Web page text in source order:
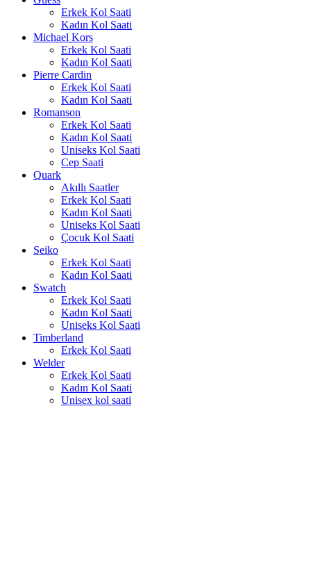
Erkek Kol Saati
Kadın Kol Saati
Michael Kors
Erkek Kol Saati
Kadın Kol Saati
Pierre Cardin
Erkek Kol Saati
Kadın Kol Saati
Romanson
Erkek Kol Saati
Kadın Kol Saati
Uniseks Kol Saati
Cep Saati
Quark
Akıllı Saatler
Erkek Kol Saati
Kadın Kol Saati
Uniseks Kol Saati
Çocuk Kol Saati
Seiko
Erkek Kol Saati
Kadın Kol Saati
Swatch
Erkek Kol Saati
Kadın Kol Saati
Uniseks Kol Saati
Timberland
Erkek Kol Saati
Welder
Erkek Kol Saati
Kadın Kol Saati
Unisex kol saati